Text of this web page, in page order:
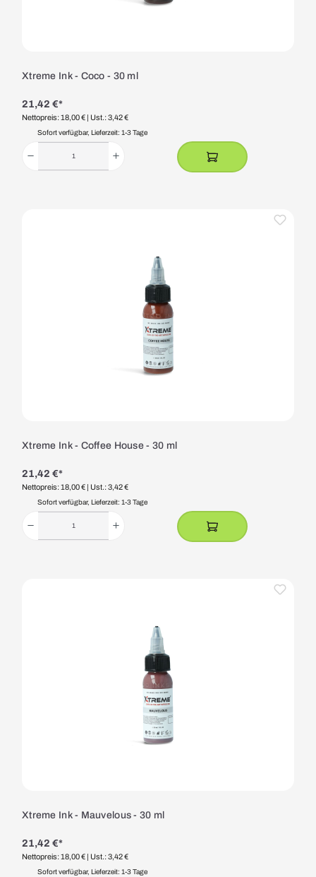
Xtreme Ink - Coco - 30 ml
21,42 €*
Nettopreis: 18,00 € | Ust.: 3,42 €
Sofort verfügbar, Lieferzeit: 1-3 Tage
Xtreme Ink - Coffee House - 30 ml
21,42 €*
Nettopreis: 18,00 € | Ust.: 3,42 €
Sofort verfügbar, Lieferzeit: 1-3 Tage
Xtreme Ink - Mauvelous - 30 ml
21,42 €*
Nettopreis: 18,00 € | Ust.: 3,42 €
Sofort verfügbar, Lieferzeit: 1-3 Tage